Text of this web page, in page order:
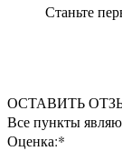
Станьте
ОСТАВИТЬ
Все пункты
Оценка:*